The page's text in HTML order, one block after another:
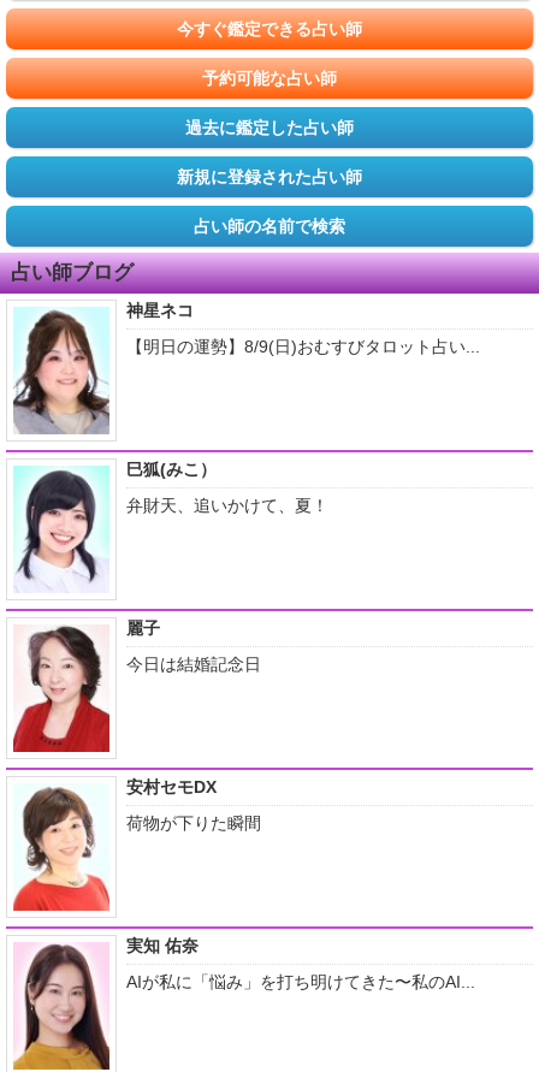
今すぐ鑑定できる占い師
予約可能な占い師
過去に鑑定した占い師
新規に登録された占い師
占い師の名前で検索
占い師ブログ
神星ネコ
【明日の運勢】8/9(日)おむすびタロット占い...
巳狐(みこ）
弁財天、追いかけて、夏！
麗子
今日は結婚記念日
安村セモDX
荷物が下りた瞬間
実知 佑奈
AIが私に「悩み」を打ち明けてきた〜私のAI...